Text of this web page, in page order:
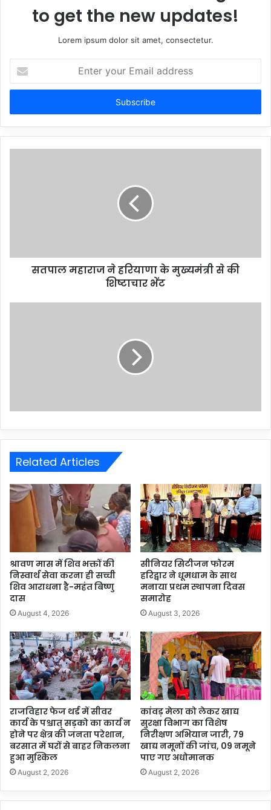
to get the new updates!
Lorem ipsum dolor sit amet, consectetur.
your
Email
सतपाल महाराज ने हरियाणा के मुख्यमंत्री से की
शिष्टाचार भेंट
Related Articles
श्रावण मास में शिव भक्तों की
निस्वार्थ सेवा करना ही सच्ची
शिव आराधना है-महंत बिष्णु
दास
August 4, 2026
सीनियर सिटीजन फोरम
हरिद्वार ने धूमधाम के साथ
मनाया प्रथम स्थापना दिवस
समारोह
August 3, 2026
राजविहार फेज थर्ड में सीवर
कार्य के पश्चात् सड़को का कार्य न
होने पर क्षेत्र की जनता परेशान,
बरसात में घरों से बाहर निकलना
हुआ मुश्किल
August 2, 2026
कांवड़ मेला को लेकर खाद्य
सुरक्षा विभाग का विशेष
निरीक्षण अभियान जारी, 79
खाद्य नमूनों की जांच, 09 नमूने
पाए गए अधोमानक
August 2, 2026